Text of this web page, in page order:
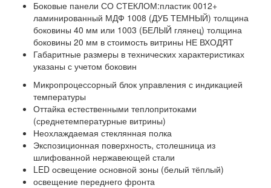
Боковые панели СО СТЕКЛОМ:пластик 0012+
ламинированный МДФ 1008 (ДУБ ТЕМНЫЙ) толщина
боковины 40 мм или 1003 (БЕЛЫЙ глянец) толщина
боковины 20 мм в стоимость витрины НЕ ВХОДЯТ
Габаритные размеры в технических характеристиках
указаны с учетом боковин
Микропроцессорный блок управления с индикацией
температуры
Оттайка естественными теплопритоками
(среднетемпературные витрины)
Неохлаждаемая стеклянная полка
Экспозиционная поверхность, столешница из
шлифованной нержавеющей стали
LED освещение основной зоны (белый тёплый)
освещение переднего фронта